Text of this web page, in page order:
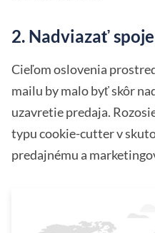
2. Nadviazať
Cieľom oslovenia
mailu by malo byť skôr
uzavretie predaja.
typu cookie-cutter v
predajnému a